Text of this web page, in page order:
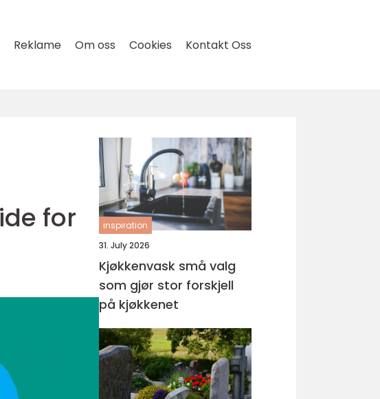
Reklame Om oss Cookies Kontakt Oss
for
inspiration
31. July 2026
Kjøkkenvask små valg
som gjør stor forskjell
på kjøkkenet